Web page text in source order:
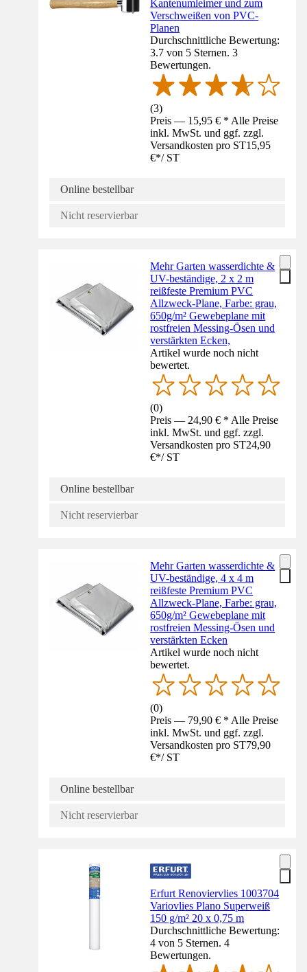
Kantenumleimer und zum
Verschweißen von PVC-
Planen
Durchschnittliche Bewertung:
3.7 von 5 Sternen. 3
Bewertungen.
(3)
Preis — 15,95 € * Alle Preise
inkl. MwSt. und ggf. zzgl.
Versandkosten pro ST15,95
€*/ ST
Online bestellbar
Nicht reservierbar
Mehr Garten wasserdichte &
UV-beständige, 2 x 2 m
reißfeste Premium PVC
Allzweck-Plane, Farbe: grau,
650g/m² Gewebeplane mit
rostfreien Messing-Ösen und
verstärkten Ecken,
Artikel wurde noch nicht
bewertet.
(0)
Preis — 24,90 € * Alle Preise
inkl. MwSt. und ggf. zzgl.
Versandkosten pro ST24,90
€*/ ST
Online bestellbar
Nicht reservierbar
Mehr Garten wasserdichte &
UV-beständige, 4 x 4 m
reißfeste Premium PVC
Allzweck-Plane, Farbe: grau,
650g/m² Gewebeplane mit
rostfreien Messing-Ösen und
verstärkten Ecken
Artikel wurde noch nicht
bewertet.
(0)
Preis — 79,90 € * Alle Preise
inkl. MwSt. und ggf. zzgl.
Versandkosten pro ST79,90
€*/ ST
Online bestellbar
Nicht reservierbar
Erfurt Renoviervlies 1003704
Variovlies Plano Superweiß
150 g/m² 20 x 0,75 m
Durchschnittliche Bewertung:
4 von 5 Sternen. 4
Bewertungen.